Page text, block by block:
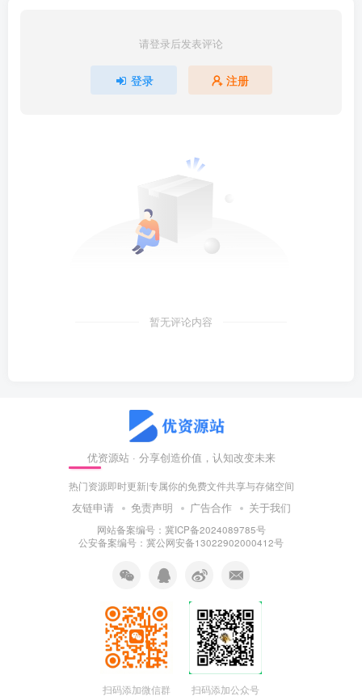
请登录后发表评论
登录 注册
暂无评论内容
优资源站 · 分享创造价值，认知改变未来
热门资源即时更新|专属你的免费文件共享与存储空间
友链申请 免责声明 广告合作 关于我们
网站备案编号：冀ICP备2024089785号
公安备案编号：冀公网安备13022902000412号
扫码添加微信群 扫码添加公众号